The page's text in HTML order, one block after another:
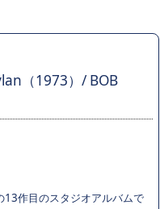
（1973）/ BOB
13作目のスタジオアルバムで